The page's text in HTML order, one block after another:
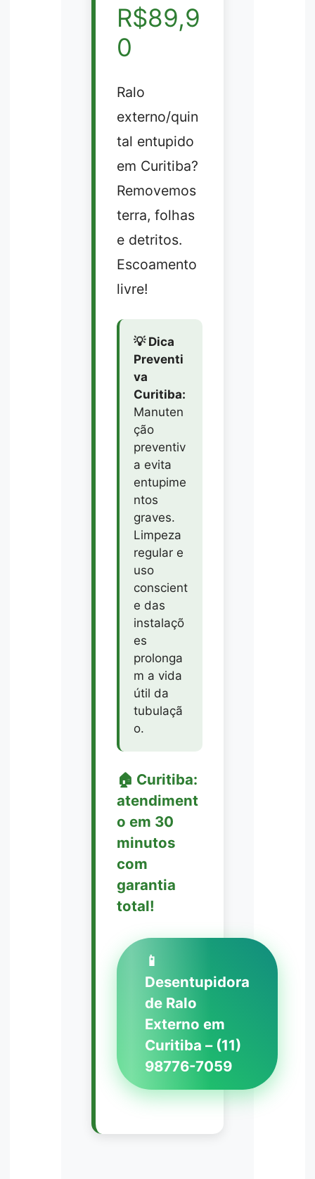
R$89,9
0
Ralo
externo/quin
tal entupido
em Curitiba?
Removemos
terra, folhas
e detritos.
Escoamento
livre!
💡 Dica
Preventi
va
Curitiba:
Manuten
ção
preventiv
a evita
entupime
ntos
graves.
Limpeza
regular e
uso
conscient
e das
instalaçõ
es
prolonga
m a vida
útil da
tubulaçã
o.
🏠 Curitiba:
atendiment
o em 30
minutos
com
garantia
total!
📱
Desentupidora
de Ralo
Externo em
Curitiba – (11)
98776-7059